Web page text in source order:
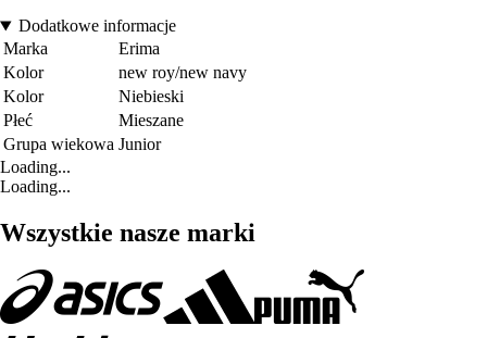
Dodatkowe informacje
Marka
Erima
Kolor
new roy/new navy
Kolor
Niebieski
Płeć
Mieszane
Grupa wiekowa Junior
Loading...
Loading...
Wszystkie nasze marki